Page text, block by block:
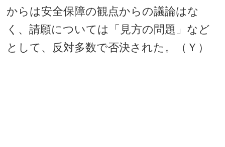
からは安全保障の観点からの議論はな
く、請願については「見方の問題」など
として、反対多数で否決された。（Ｙ）